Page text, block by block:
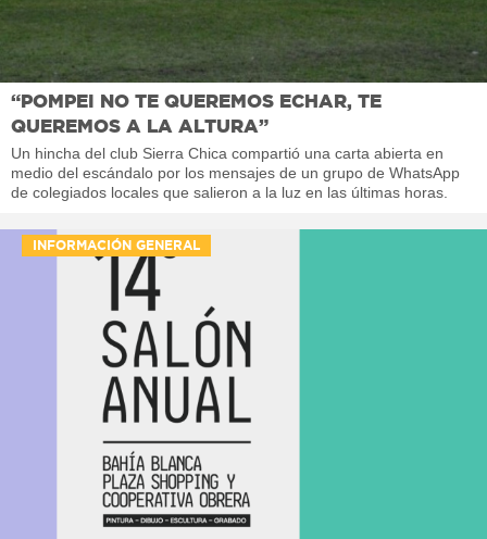
“POMPEI NO TE QUEREMOS ECHAR, TE
QUEREMOS A LA ALTURA”
Un hincha del club Sierra Chica compartió una carta abierta en
medio del escándalo por los mensajes de un grupo de WhatsApp
de colegiados locales que salieron a la luz en las últimas horas.
INFORMACIÓN GENERAL